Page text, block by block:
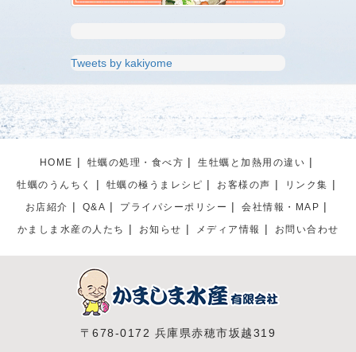
Tweets by kakiyome
HOME 牡蠣の処理・食べ方
生牡蠣と加熱用の違い
牡蠣のうんちく
牡蠣の極うまレシピ お客様の声
リンク集
お店紹介
Q&A プライパシーポリシー
会社情報・MAP
かましま水産の人たち
お知らせ メディア情報 お問い合わせ
〒678-0172 兵庫県赤穂市坂越319